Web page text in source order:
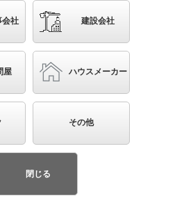
たん照度計算
・据置取付型 LED（電球色）
光型調光タイプ（ライコン別
（スマートアーキ）
術や優れたデザイン性を持ち合わせ、快
会社 建設会社
屋 ハウスメーカー
その他
閉じる